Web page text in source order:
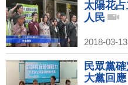
太陽花
人民
2018-03-
民眾黨
大黨回應